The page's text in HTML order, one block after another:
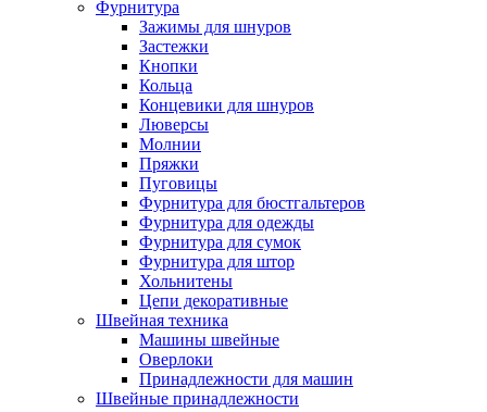
Фурнитура
Зажимы для шнуров
Застежки
Кнопки
Кольца
Концевики для шнуров
Люверсы
Молнии
Пряжки
Пуговицы
Фурнитура для бюстгальтеров
Фурнитура для одежды
Фурнитура для сумок
Фурнитура для штор
Хольнитены
Цепи декоративные
Швейная техника
Машины швейные
Оверлоки
Принадлежности для машин
Швейные принадлежности